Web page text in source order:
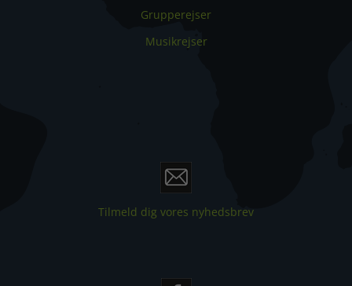
Grupperejser
Musikrejser
Tilmeld dig vores nyhedsbrev